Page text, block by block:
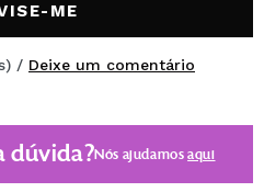
ME
/ Deixe um comentário
dúvida?Nós ajudamosaqui